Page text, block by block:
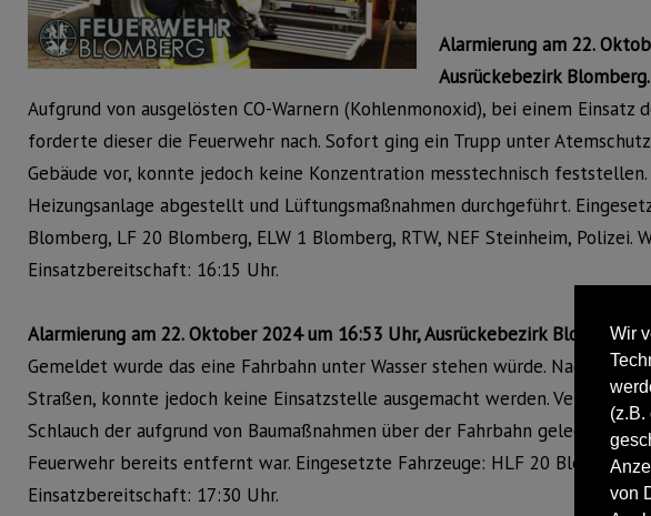
Wir
(z.B.
von
Alarmierung am 22.
Ausrückebezirk Blomberg.
Aufgrund von ausgelösten CO-Warnern (Kohlenmonoxid), bei einem Einsatz
forderte dieser die Feuerwehr nach. Sofort ging ein Trupp unter
Gebäude vor, konnte jedoch keine Konzentration messtechnisch
Heizungsanlage abgestellt und Lüftungsmaßnahmen durchgeführt.
Blomberg, LF 20 Blomberg, ELW 1 Blomberg, RTW, NEF Steinheim, Polizei.
Einsatzbereitschaft: 16:15 Uhr.
Alarmierung am 22. Oktober 2024 um 16:53 Uhr, Ausrückebezirk Blomberg
Gemeldet wurde das eine Fahrbahn unter Wasser stehen würde. Nach
Straßen, konnte jedoch keine Einsatzstelle ausgemacht werden. Vermutlich
Schlauch der aufgrund von Baumaßnahmen über der Fahrbahn gelegen
Feuerwehr bereits entfernt war. Eingesetzte Fahrzeuge: HLF 20 Blomberg.
Einsatzbereitschaft: 17:30 Uhr.